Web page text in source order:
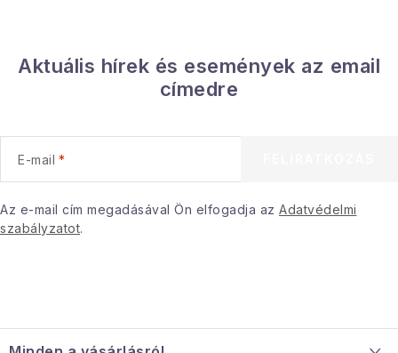
Aktuális hírek és események az email
címedre
E-mail
Az e-mail cím megadásával Ön elfogadja az Adatvédelmi
szabályzatot.
á